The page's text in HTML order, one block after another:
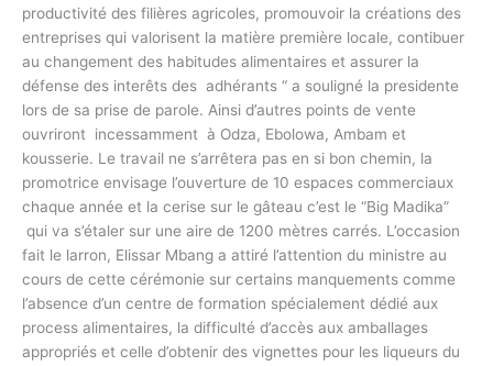
productivité des filières agricoles, promouvoir la créations des
entreprises qui valorisent la matière première locale, contibuer
au changement des habitudes alimentaires et assurer la
défense des interêts des adhérants “ a souligné la presidente
lors de sa prise de parole. Ainsi d’autres points de vente
ouvriront incessamment à Odza, Ebolowa, Ambam et
kousserie. Le travail ne s’arrêtera pas en si bon chemin, la
promotrice envisage l’ouverture de 10 espaces commerciaux
chaque année et la cerise sur le gâteau c’est le “Big Madika”
qui va s’étaler sur une aire de 1200 mètres carrés. L’occasion
fait le larron, Elissar Mbang a attiré l’attention du ministre au
cours de cette cérémonie sur certains manquements comme
l’absence d’un centre de formation spécialement dédié aux
process alimentaires, la difficulté d’accès aux amballages
appropriés et celle d’obtenir des vignettes pour les liqueurs du